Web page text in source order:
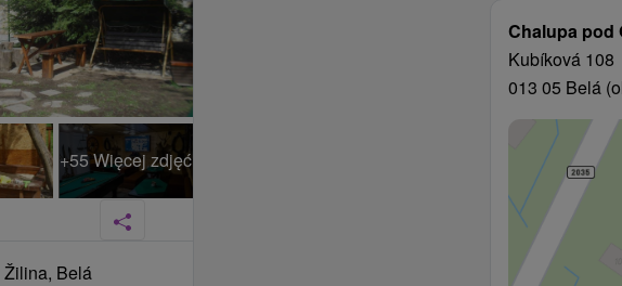
Chalupa pod
Kubíková 108
013 05 Belá
+55 Więcej zdjęć
Belá